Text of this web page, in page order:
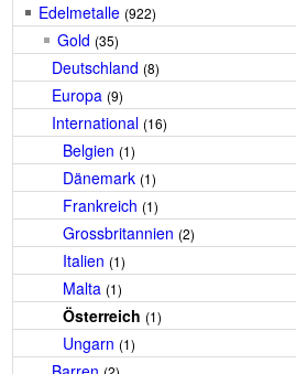
Edelmetalle (922)
Gold (35)
Deutschland (8)
Europa (9)
International (16)
Belgien (1)
Dänemark (1)
Frankreich (1)
Grossbritannien (2)
Italien (1)
Malta (1)
Österreich (1)
Ungarn (1)